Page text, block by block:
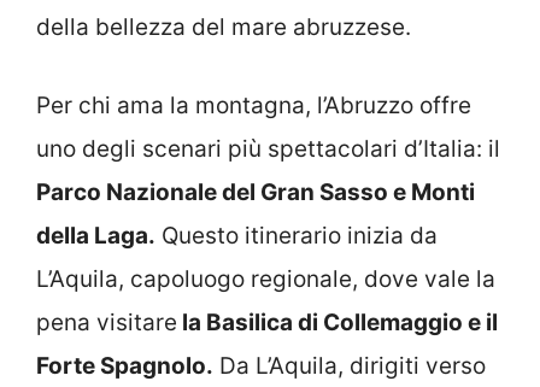
della bellezza del mare abruzzese.
Per chi ama la montagna, l’Abruzzo offre
uno degli scenari più spettacolari d’Italia: il
Parco Nazionale del Gran Sasso e Monti
della Laga. Questo itinerario inizia da
L’Aquila, capoluogo regionale, dove vale la
pena visitare la Basilica di Collemaggio e il
Forte Spagnolo. Da L’Aquila, dirigiti verso